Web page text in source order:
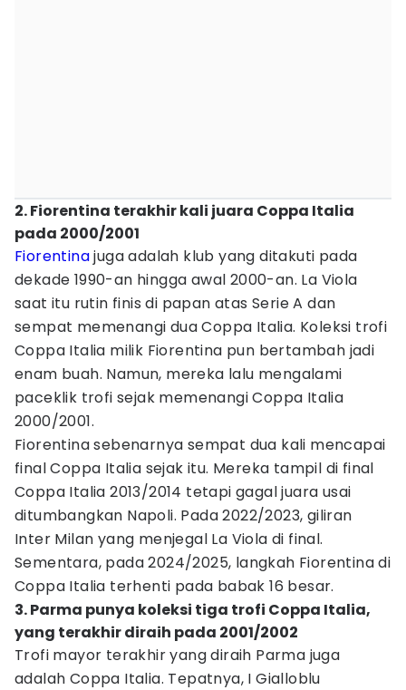
2. Fiorentina terakhir kali juara Coppa Italia
pada 2000/2001
Fiorentinajuga adalah klub yang ditakuti pada
dekade 1990-an hingga awal 2000-an. La Viola
saat itu rutin finis di papan atas Serie A dan
sempat memenangi dua Coppa Italia. Koleksi trofi
Coppa Italia milik Fiorentina pun bertambah jadi
enam buah. Namun, mereka lalu mengalami
paceklik trofi sejak memenangi Coppa Italia
2000/2001.
Fiorentina sebenarnya sempat dua kali mencapai
final Coppa Italia sejak itu. Mereka tampil di final
Coppa Italia 2013/2014 tetapi gagal juara usai
ditumbangkan Napoli. Pada 2022/2023, giliran
Inter Milan yang menjegal La Viola di final.
Sementara, pada 2024/2025, langkah Fiorentina di
Coppa Italia terhenti pada babak 16 besar.
3. Parma punya koleksi tiga trofi Coppa Italia,
yang terakhir diraih pada 2001/2002
Trofi mayor terakhir yang diraih Parma juga
adalah Coppa Italia. Tepatnya, I Gialloblu